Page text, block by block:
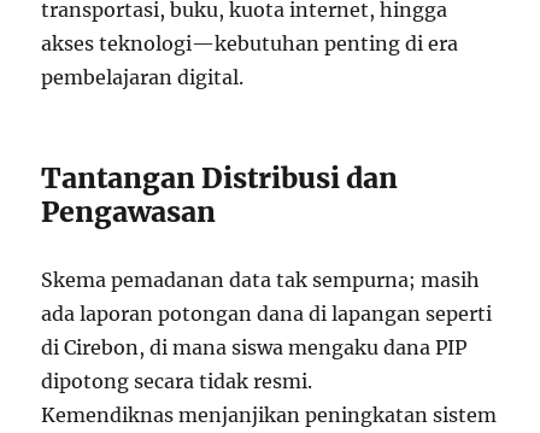
transportasi, buku, kuota internet, hingga
akses teknologi—kebutuhan penting di era
pembelajaran digital.
Tantangan Distribusi dan
Pengawasan
Skema pemadanan data tak sempurna; masih
ada laporan potongan dana di lapangan seperti
di Cirebon, di mana siswa mengaku dana PIP
dipotong secara tidak resmi.
Kemendiknas menjanjikan peningkatan sistem